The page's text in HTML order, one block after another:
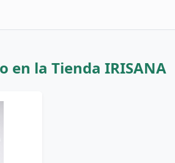
en la Tienda IRISANA